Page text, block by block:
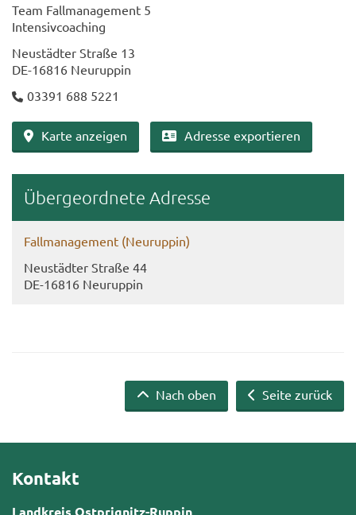
Team Fall­ma­nage­ment 5
In­ten­siv­coa­ching
Neu­städ­ter Stra­ße 13
DE-​16816 Neu­rup­pin
03391 688 5221
Karte an­zei­gen Adres­se ex­por­tie­ren
Über­ge­ord­ne­te Adres­se
Fall­ma­nage­ment (Neu­rup­pin)
Neu­städ­ter Stra­ße 44
DE-​16816 Neu­rup­pin
Seite zurück
Nach oben
Kontakt
Landkreis Ostprignitz-Ruppin